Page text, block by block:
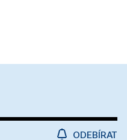
ODEBÍRAT